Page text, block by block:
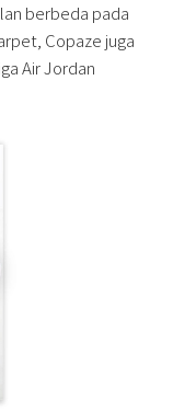
berbeda pada
Copaze juga
Air Jordan